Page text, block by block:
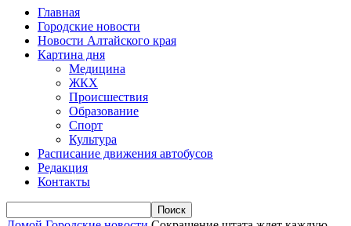
Главная
Городские новости
Новости Алтайского края
Картина дня
Медицина
ЖКХ
Происшествия
Образование
Спорт
Культура
Расписание движения автобусов
Редакция
Контакты